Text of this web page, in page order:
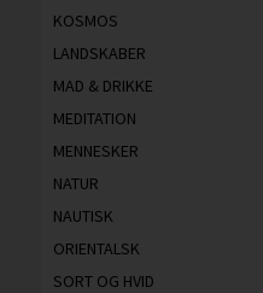
KOSMOS
LANDSKABER
MAD & DRIKKE
MEDITATION
MENNESKER
NATUR
NAUTISK
ORIENTALSK
SORT OG HVID